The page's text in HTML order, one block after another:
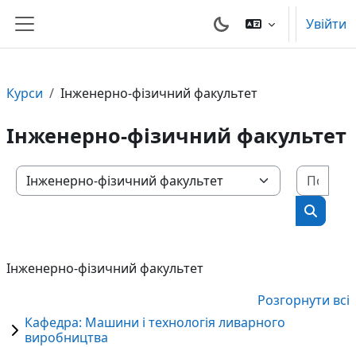
Бокова панель
Увійти
Курси Інженерно-фізичний факультет
Інженерно-фізичний факультет
Категорії курсів
Пошук
Інженерно-фізичний факультет
Розгорнути всі
Кафедра: Машини і технологія ливарного
виробництва